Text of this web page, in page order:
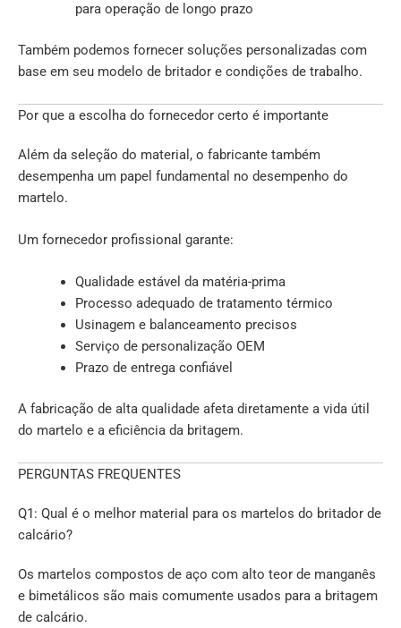
para operação de longo prazo
Também podemos fornecer soluções personalizadas com
base em seu modelo de britador e condições de trabalho.
Por que a escolha do fornecedor certo é importante
Além da seleção do material, o fabricante também
desempenha um papel fundamental no desempenho do
martelo.
Um fornecedor profissional garante:
Qualidade estável da matéria-prima
Processo adequado de tratamento térmico
Usinagem e balanceamento precisos
Serviço de personalização OEM
Prazo de entrega confiável
A fabricação de alta qualidade afeta diretamente a vida útil
do martelo e a eficiência da britagem.
PERGUNTAS FREQUENTES
Q1: Qual é o melhor material para os martelos do britador de
calcário?
Os martelos compostos de aço com alto teor de manganês
e bimetálicos são mais comumente usados para a britagem
de calcário.